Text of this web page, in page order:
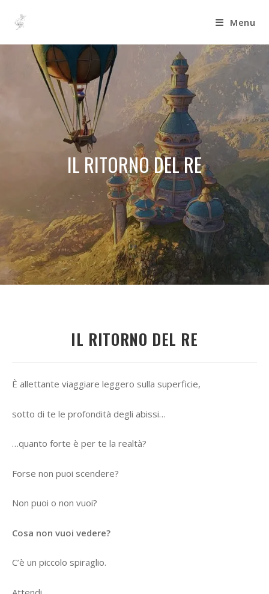
Menu
IL RITORNO DEL RE
IL RITORNO DEL RE
È allettante viaggiare leggero sulla superficie,
sotto di te le profondità degli abissi…
…quanto forte è per te la realtà?
Forse non puoi scendere?
Non puoi o non vuoi?
Cosa non vuoi vedere?
C’è un piccolo spiraglio.